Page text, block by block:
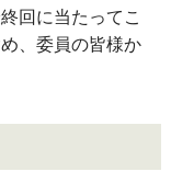
回に当たってこ
、委員の皆様か